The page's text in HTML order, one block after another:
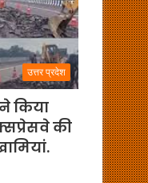
उत्तर प्रदेश
किया
की